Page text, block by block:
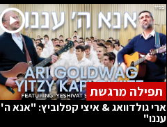
תפילה מרגשת
ארי גולדוואג & איצי קפלוביץ: "אנא ה'
עננו"